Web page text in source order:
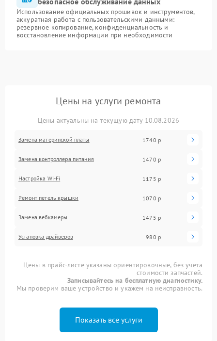
Использование официальных прошивок и инструментов,
аккуратная работа с пользовательскими данными:
резервное копирование, конфиденциальность и
восстановление информации при необходимости
Цены на услуги ремонта
Цены актуальны на текущую дату 10.08.2026
Замена материнской платы 1740 р
Замена контроллера питания 1470 р
Настройка Wi-Fi 1175 р
Ремонт петель крышки 1070 р
Замена вебкамеры 1475 р
Установка драйверов 980 р
Цены в прайс-листе указаны ориентировочные, без учета
стоимости запчастей.
Записывайтесь на бесплатную диагностику.
Мы проверим ваше устройство и укажем на неисправность.
Показать все услуги